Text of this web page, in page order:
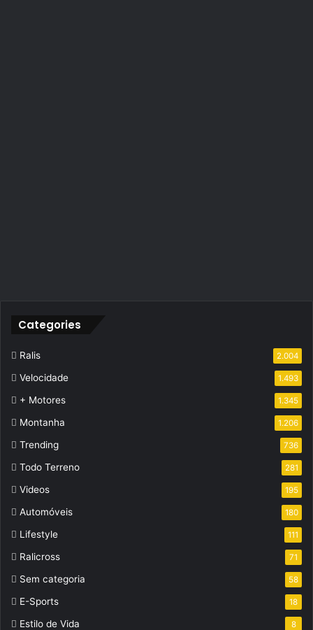
Categories
Ralis 2.004
Velocidade 1.493
+ Motores 1.345
Montanha 1.206
Trending 736
Todo Terreno 281
Videos 195
Automóveis 180
Lifestyle 111
Ralicross 71
Sem categoria 58
E-Sports 18
Estilo de Vida 8